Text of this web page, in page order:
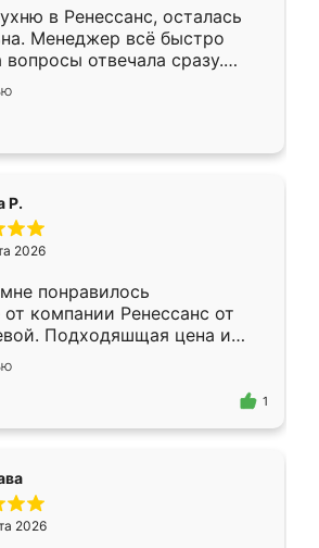
в Ренессанс, осталась
Менеджер всё быстро
вопросы отвечала сразу.
в субботу, подошёл к
Собрали
работали аккуратно, даже
Р.
2026
понравилось
компании Ренессанс от
Подходяшщая цена и
изготовления. Приехавший
Владислав
моему эскизу самый
1
2026